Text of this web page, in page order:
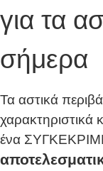
για τα
σήμερα
Τα αστικά
χαρακτηριστικά
ένα